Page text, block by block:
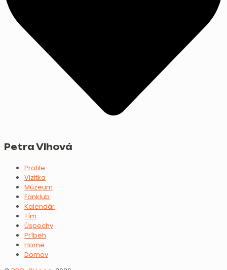
Petra Vlhová
Profile
Vizitka
Múzeum
Fanklub
Kalendár
Tím
Úspechy
Príbeh
Home
Domov